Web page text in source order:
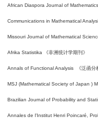
African Diaspora Journal of Mathematics
Communications in Mathematical
Missouri Journal of Mathematical
Afrika Statistika 《非洲统计学期刊》
Annals of Functional Analysis 《泛函分
MSJ (Mathematical Society of Japan )
Brazilian Journal of Probability and
Annales de l'Institut Henri Poincaré,